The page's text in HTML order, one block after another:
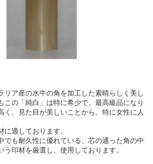
リア産の水牛の角を加工した素晴らしく美し
この「純白」は特に希少で、最高級品になり
く、見た目が美しいことから、特に女性に人
適しております。
でも耐久性に優れている、芯の通った角の中
う印材を厳選し、使用しております。